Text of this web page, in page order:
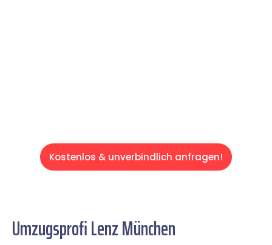
Kostenlos & unverbindlich anfragen!
Umzugsprofi Lenz München